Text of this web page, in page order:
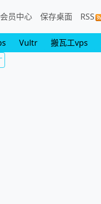
会员中心 保存桌面 RSS
Vultr 搬瓦工vps